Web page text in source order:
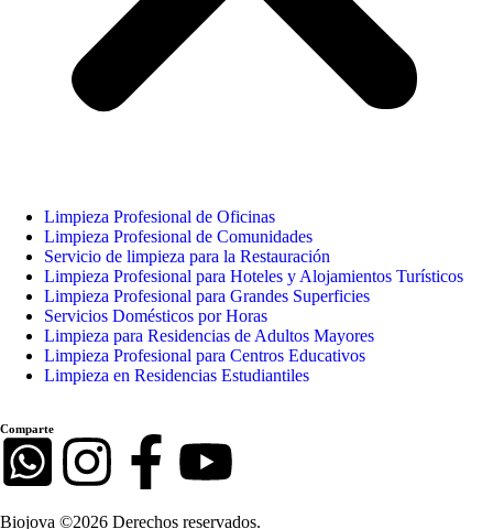
Limpieza Profesional de Oficinas
Limpieza Profesional de Comunidades
Servicio de limpieza para la Restauración
Limpieza Profesional para Hoteles y Alojamientos Turísticos
Limpieza Profesional para Grandes Superficies
Servicios Domésticos por Horas
Limpieza para Residencias de Adultos Mayores
Limpieza Profesional para Centros Educativos
Limpieza en Residencias Estudiantiles
Comparte
Biojova ©2026 Derechos reservados.